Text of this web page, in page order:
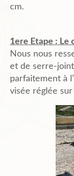
cm.
1ere Etape : Le
Nous nous
et de serre-
parfaitement à
visée réglée sur